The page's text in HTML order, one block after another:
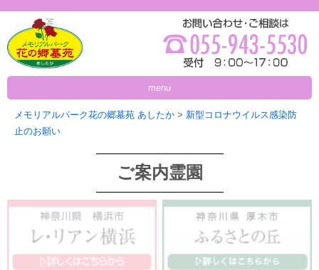
menu
メモリアルパーク花の郷墓苑 あしたか > 新型コロナウイルス感染防
止のお願い
ご案内霊園